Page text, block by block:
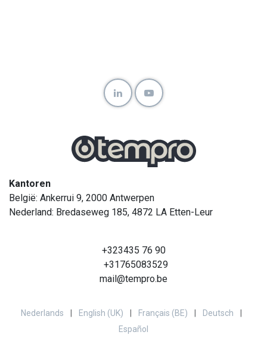
Kantoren
België: Ankerrui 9, 2000 Antwerpen
Nederland: Bredaseweg 185, 4872 LA Etten-Leur
+323435 76 90
+31765083529
mail@tempro.be
Nederlands English (UK) Français (BE) Deutsch
Español